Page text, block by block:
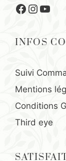
Facebook
INFOS
Suivi
Mentions
Conditions
Third eye